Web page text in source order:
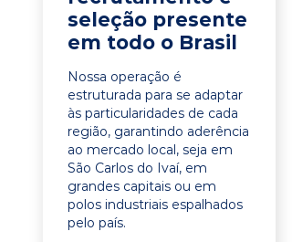
seleção presente
em todo o Brasil
Nossa operação é
estruturada para se adaptar
às particularidades de cada
região, garantindo aderência
ao mercado local, seja em
São Carlos do Ivaí, em
grandes capitais ou em
polos industriais espalhados
pelo país.